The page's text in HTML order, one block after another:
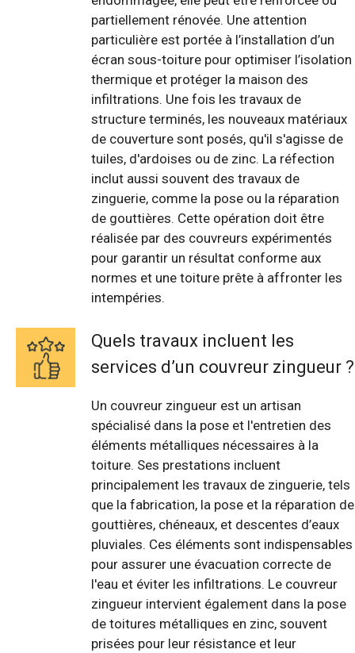
partiellement rénovée. Une attention
particulière est portée à l’installation d’un
écran sous-toiture pour optimiser l’isolation
thermique et protéger la maison des
infiltrations. Une fois les travaux de
structure terminés, les nouveaux matériaux
de couverture sont posés, qu'il s'agisse de
tuiles, d'ardoises ou de zinc. La réfection
inclut aussi souvent des travaux de
zinguerie, comme la pose ou la réparation
de gouttières. Cette opération doit être
réalisée par des couvreurs expérimentés
pour garantir un résultat conforme aux
normes et une toiture prête à affronter les
intempéries.
Quels travaux incluent les
services d’un couvreur zingueur ?
Un couvreur zingueur est un artisan
spécialisé dans la pose et l'entretien des
éléments métalliques nécessaires à la
toiture. Ses prestations incluent
principalement les travaux de zinguerie, tels
que la fabrication, la pose et la réparation de
gouttières, chéneaux, et descentes d’eaux
pluviales. Ces éléments sont indispensables
pour assurer une évacuation correcte de
l'eau et éviter les infiltrations. Le couvreur
zingueur intervient également dans la pose
de toitures métalliques en zinc, souvent
prisées pour leur résistance et leur